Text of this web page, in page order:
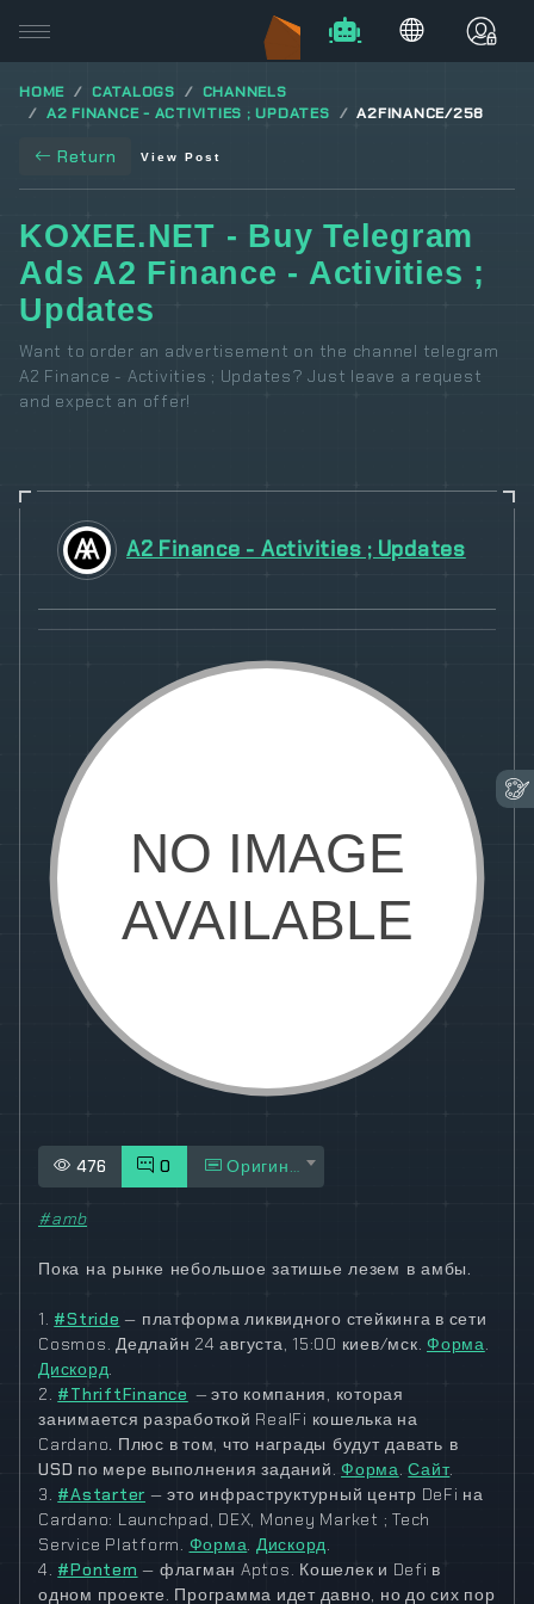
HOME CATALOGS
CHANNELS
A2 FINANCE - ACTIVITIES ; UPDATES
A2FINANCE/258
Return View Post
KOXEE.NET - Buy Telegram
Ads A2 Finance - Activities ;
Updates
Want to order an advertisement on the channel telegram
A2 Finance - Activities ; Updates? Just leave a request
and expect an offer!
A2 Finance - Activities ; Updates
476 0 Оригинал
#amb
Пока на рынке небольшое затишье лезем в амбы.
1. #Stride — платформа ликвидного стейкинга в сети
Cosmos. Дедлайн 24 августа, 15:00 киев/мск.Форма.
Дискорд.
2. #ThriftFinance —это компания, которая
занимается разработкой RealFi кошелька на
Cardano. Плюс в том, что награды будут давать в
USD по мере выполнения заданий.Форма.Сайт.
3. #Astarter — это инфраструктурный центр DeFi на
Cardano: Launchpad, DEX, Money Market ; Tech
Service Platform. Форма. Дискорд.
4. #Pontem — флагман Aptos. Кошелек и Defi в
одном проекте. Программа идет давно, но до сих пор